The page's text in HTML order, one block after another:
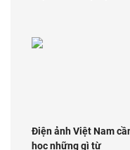
Điện ảnh Việt Nam
học những gì từ